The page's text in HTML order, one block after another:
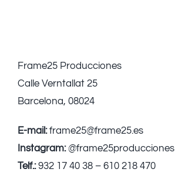
Frame25 Producciones
Calle Verntallat 25
Barcelona, 08024
E-mail:frame25@frame25.es
Instagram:@frame25producciones
Telf.:932 17 40 38 – 610 218 470